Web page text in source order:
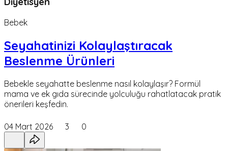
Bebek
Seyahatinizi Kolaylaştıracak
Beslenme Ürünleri
Bebekle seyahatte beslenme nasıl kolaylaşır? Formül
mama ve ek gıda sürecinde yolculuğu rahatlatacak pratik
önerileri keşfedin.
04 Mart 2026 3 0